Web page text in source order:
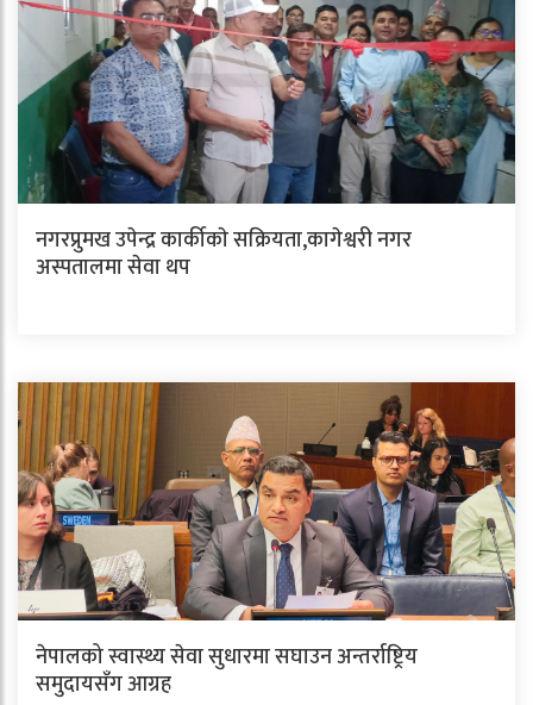
नगरप्रुमख उपेन्द्र कार्कीकाे सक्रियता,कागेश्वरी नगर
अस्पतालमा सेवा थप
नेपालको स्वास्थ्य सेवा सुधारमा सघाउन अन्तर्राष्ट्रिय
समुदायसँग आग्रह